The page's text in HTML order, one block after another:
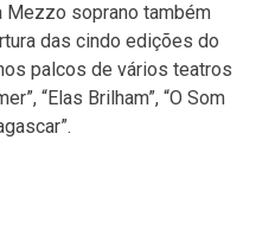
Mezzo soprano também
das cindo edições do
palcos de vários teatros
“Elas Brilham”, “O Som